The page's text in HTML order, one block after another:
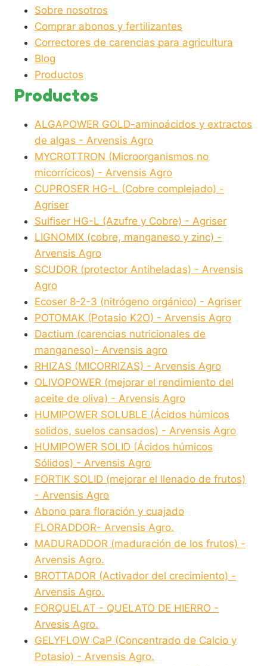
Sobre nosotros
Comprar abonos y fertilizantes
Correctores de carencias para agricultura
Blog
Productos
Productos
ALGAPOWER GOLD-aminoácidos y extractos
de algas - Arvensis Agro
MYCROTTRON (Microorganismos no
micorrícicos) - Arvensis Agro
CUPROSER HG-L (Cobre complejado) -
Agriser
Sulfiser HG-L (Azufre y Cobre) - Agriser
LIGNOMIX (cobre, manganeso y zinc) -
Arvensis Agro
SCUDOR (protector Antiheladas) - Arvensis
Agro
Ecoser 8-2-3 (nitrógeno orgánico) - Agriser
POTOMAK (Potasio K2O) - Arvensis Agro
Dactium (carencias nutricionales de
manganeso)- Arvensis agro
RHIZAS (MICORRIZAS) - Arvensis Agro
OLIVOPOWER (mejorar el rendimiento del
aceite de oliva) - Arvensis Agro
HUMIPOWER SOLUBLE (Ácidos húmicos
solidos, suelos cansados) - Arvensis Agro
HUMIPOWER SOLID (Ácidos húmicos
Sólidos) - Arvensis Agro
FORTIK SOLID (mejorar el llenado de frutos)
- Arvensis Agro
Abono para floración y cuajado
FLORADDOR- Arvensis Agro.
MADURADDOR (maduración de los frutos) -
Arvensis Agro.
BROTTADOR (Activador del crecimiento) -
Arvensis Agro.
FORQUELAT - QUELATO DE HIERRO -
Arvesis Agro.
GELYFLOW CaP (Concentrado de Calcio y
Potasio) - Arvensis Agro.